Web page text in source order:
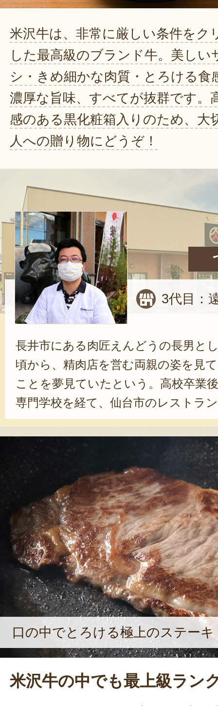
米沢牛は、非常に厳しい条件をク
した最高級のブランド牛。美しい
シ・きめ細かな肉質・とろける食
濃厚な旨味、すべてが抜群です。
感のある黒化粧箱入りのため、大
人への贈り物にどうぞ！
3代目：
長井市にある肉匠えんどうの長男と
頃から、精肉店を営む両親の姿を見
ことを夢見ていたという。高校卒業
専門学校を経て、仙台市のレストラ
地元にUターンして、2016年に家業
代々にわたって培われた職人技で、
求している。「遠藤さんのお肉が一
てもらえるのが何よりの喜びです」
口の中でとろける極上のステーキ
米沢牛の中でも最上級ラン